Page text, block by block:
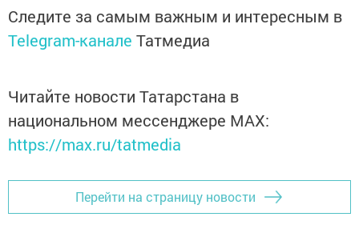
Следите за самым важным и интересным в
Telegram-канале Татмедиа
Читайте новости Татарстана в
национальном мессенджере MАХ:
https://max.ru/tatmedia
Перейти на страницу новости